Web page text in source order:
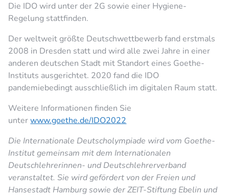
Die IDO wird unter der 2G sowie einer Hygiene-
Regelung stattfinden.
Der weltweit größte Deutschwettbewerb fand erstmals
2008 in Dresden statt und wird alle zwei Jahre in einer
anderen deutschen Stadt mit Standort eines Goethe-
Instituts ausgerichtet. 2020 fand die IDO
pandemiebedingt ausschließlich im digitalen Raum statt.
Weitere Informationen finden Sie
unterwww.goethe.de/IDO2022
Die Internationale Deutscholympiade wird vom Goethe-
Institut gemeinsam mit dem Internationalen
Deutschlehrerinnen- und Deutschlehrerverband
veranstaltet. Sie wird gefördert von der Freien und
Hansestadt Hamburg sowie der ZEIT-Stiftung Ebelin und